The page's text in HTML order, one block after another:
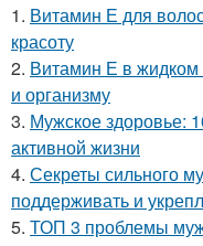
1. Витамин Е для
красоту
2. Витамин Е в жидком
и организму
3. Мужское здоровье:
активной жизни
4. Секреты сильного
поддерживать и
5. ТОП 3 проблемы